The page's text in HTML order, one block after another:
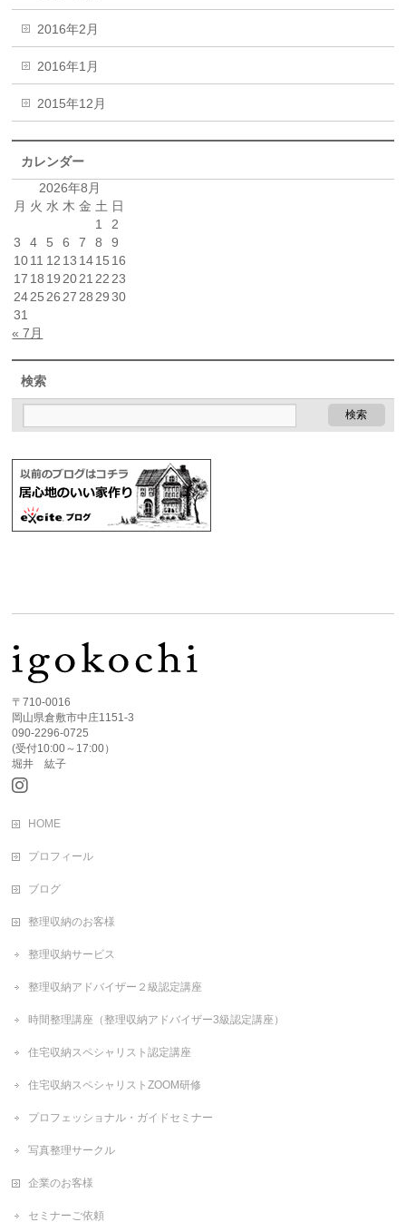
2016年2月
2016年1月
2015年12月
カレンダー
2026年8月
月 火 水 木 金 土 日
1
2
3
4 5 6 7 8
9
1011 12 13 1415 16
17 18 19 2021 22 23
2425 26 27 28 29 30
31
« 7月
検索
〒710-0016
岡山県倉敷市中庄1151-3
090-2296-0725
(受付10:00～17:00）
堀井 紘子
HOME
プロフィール
ブログ
整理収納のお客様
整理収納サービス
整理収納アドバイザー２級認定講座
時間整理講座（整理収納アドバイザー3級認定講座）
住宅収納スペシャリスト認定講座
住宅収納スペシャリストZOOM研修
プロフェッショナル・ガイドセミナー
写真整理サークル
企業のお客様
セミナーご依頼